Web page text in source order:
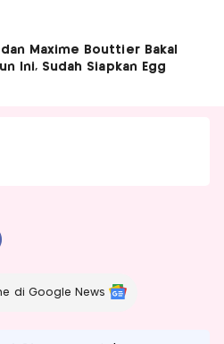
dan Maxime Bouttier Bakal
Ini, Sudah Siapkan Egg
di Google News